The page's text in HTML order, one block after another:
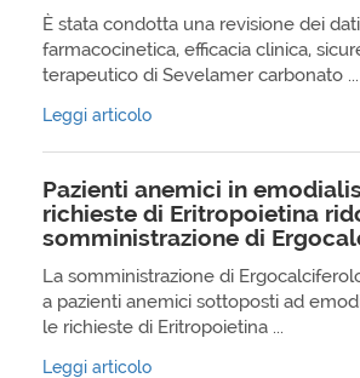
È stata condotta una revisione dei
farmacocinetica, efficacia clinica,
terapeutico di Sevelamer carbonato ...
Leggi articolo
Pazienti anemici in
richieste di Eritropoietina
somministrazione di
La somministrazione di
a pazienti anemici sottoposti ad
le richieste di Eritropoietina ...
Leggi articolo